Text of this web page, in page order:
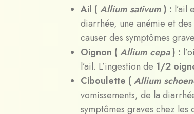
Ail ( Allium sativum) : l’ail
diarrhée, une anémie et
causer des symptômes
Oignon ( Allium cepa) :
l’ail. L’ingestion de 1/2
Ciboulette ( Allium
vomissements, de la
symptômes graves chez les